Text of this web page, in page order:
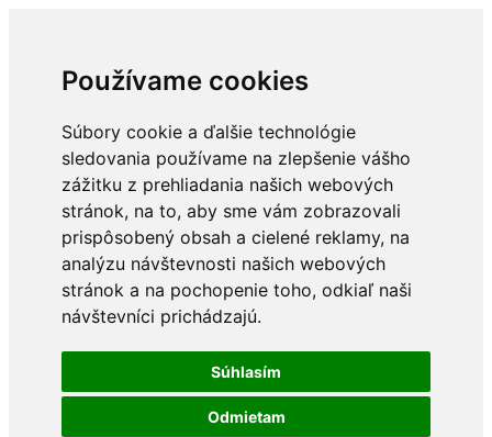
Používame cookies
Súbory cookie a ďalšie technológie
sledovania používame na zlepšenie vášho
zážitku z prehliadania našich webových
stránok, na to, aby sme vám zobrazovali
prispôsobený obsah a cielené reklamy, na
analýzu návštevnosti našich webových
stránok a na pochopenie toho, odkiaľ naši
návštevníci prichádzajú.
Súhlasím
Odmietam